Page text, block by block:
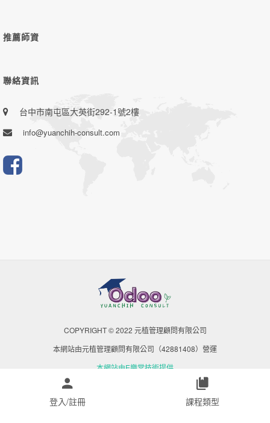
推薦師資
聯絡資訊
台中市南屯區大英街292-1號2樓
info@yuanchih-consult.com
COPYRIGHT © 2022 元植管理顧問有限公司
本網站由元植管理顧問有限公司（42881408）營運
本網站由E樂堂技術提供
登入/註冊 課程類型